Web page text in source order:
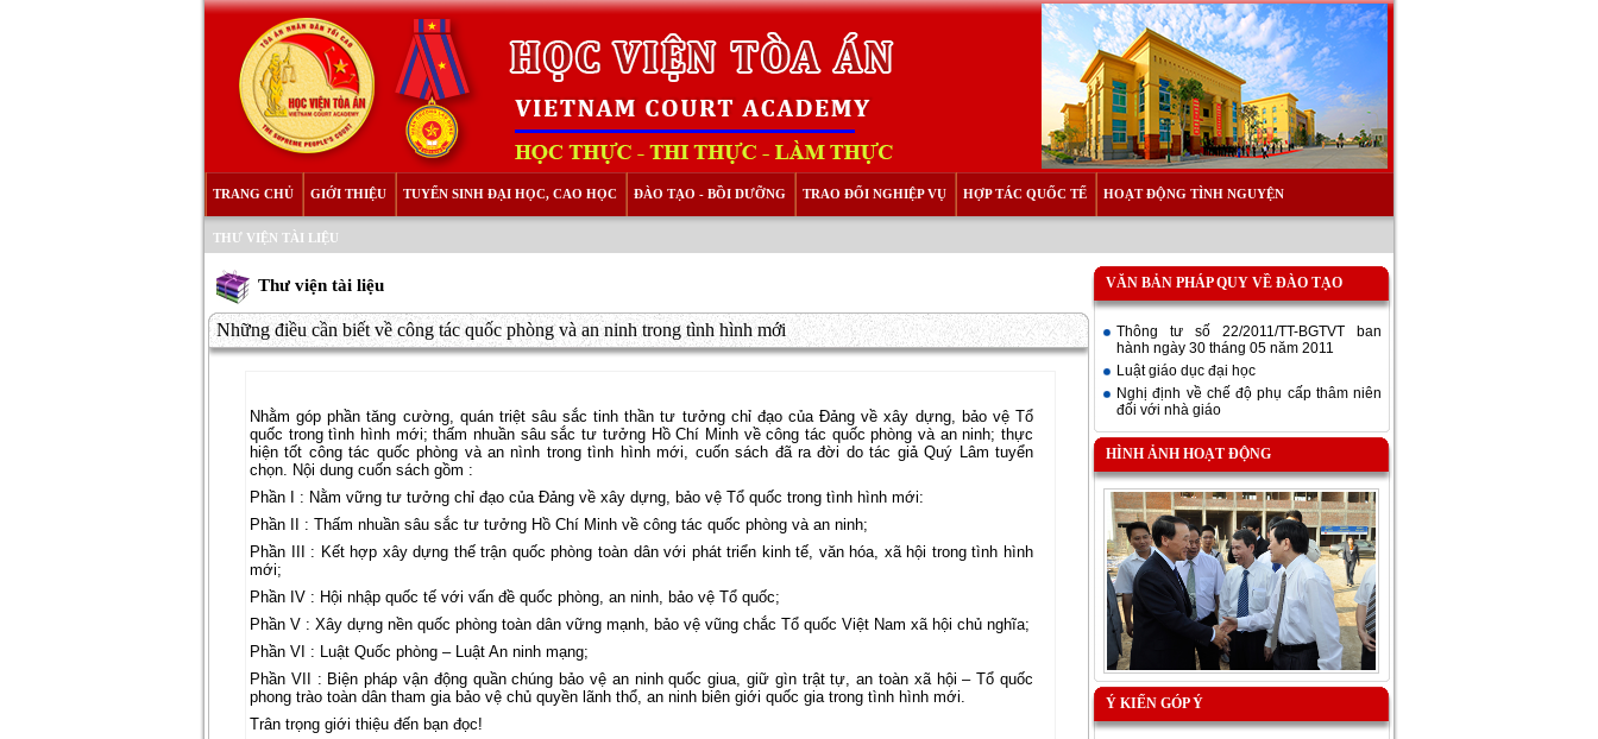
TRANG CHỦ GIỚI THIỆU TUYỂN SINH ĐẠI HỌC, CAO HỌC ĐÀO TẠO - BỒI DƯỠNG TRAO ĐỔI NGHIỆP VỤ HỢP TÁC QUỐC TẾ HOẠT ĐỘNG TÌNH NGUYỆN
THƯ VIỆN TÀI LIỆU
Thư viện tài liệu
Những điều cần biết về công tác quốc phòng và an ninh trong tình hình mới
Nhằm góp phần tăng cường, quán triệt sâu sắc tinh thần tư tưởng chỉ đạo của Đảng về xây dựng, bảo vệ Tổ
quốc trong tình hình mới; thấm nhuần sâu sắc tư tưởng Hồ Chí Minh về công tác quốc phòng và an ninh; thực
hiện tốt công tác quốc phòng và an nình trong tình hình mới, cuốn sách đã ra đời do tác giả Quý Lâm tuyển
chọn. Nội dung cuốn sách gồm :
Phần I : Nằm vững tư tưởng chỉ đạo của Đảng về xây dựng, bảo vệ Tổ quốc trong tình hình mới:
Phần II : Thấm nhuần sâu sắc tư tưởng Hồ Chí Minh về công tác quốc phòng và an ninh;
Phần III : Kết hợp xây dựng thế trận quốc phòng toàn dân với phát triển kinh tế, văn hóa, xã hội trong tình hình
mới;
Phần IV : Hội nhập quốc tế với vấn đề quốc phòng, an ninh, bảo vệ Tổ quốc;
Phần V : Xây dựng nền quốc phòng toàn dân vững mạnh, bảo vệ vũng chắc Tổ quốc Việt Nam xã hội chủ nghĩa;
Phần VI : Luật Quốc phòng – Luật An ninh mạng;
Phần VII : Biện pháp vận động quần chúng bảo vệ an ninh quốc giua, giữ gìn trật tự, an toàn xã hội – Tổ quốc
phong trào toàn dân tham gia bảo vệ chủ quyền lãnh thổ, an ninh biên giới quốc gia trong tình hình mới.
Trân trọng giới thiệu đến bạn đọc!
VĂN BẢN PHÁP QUY VỀ ĐÀO TẠO
Thông tư số 22/2011/TT-BGTVT ban
hành ngày 30 tháng 05 năm 2011
Luật giáo dục đại học
Nghị định về chế độ phụ cấp thâm niên
đối với nhà giáo
HÌNH ẢNH HOẠT ĐỘNG
Ý KIẾN GÓP Ý